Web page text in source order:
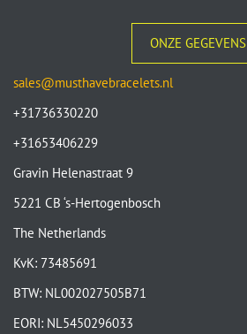
ONZE GEGEVENS
sales@musthavebracelets.nl
+31736330220
+31653406229
Gravin Helenastraat 9
5221 CB ‘s-Hertogenbosch
The Netherlands
KvK: 73485691
BTW: NL002027505B71
EORI: NL5450296033